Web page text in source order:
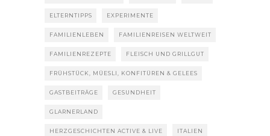
ELTERNTIPPS EXPERIMENTE
FAMILIENLEBEN FAMILIENREISEN WELTWEIT
FAMILIENREZEPTE FLEISCH UND GRILLGUT
FRÜHSTÜCK, MÜESLI, KONFITÜREN & GELEES
GASTBEITRÄGE GESUNDHEIT
GLARNERLAND
HERZGESCHICHTEN ACTIVE & LIVE ITALIEN